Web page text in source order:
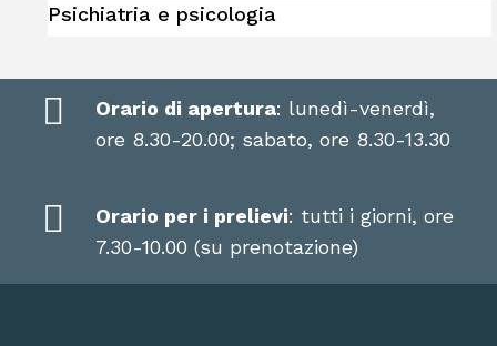
Psichiatria e psicologia
Orario di apertura: lunedì-venerdì,
ore 8.30-20.00; sabato, ore 8.30-13.30
Orario per i prelievi: tutti i giorni, ore
7.30-10.00 (su prenotazione)